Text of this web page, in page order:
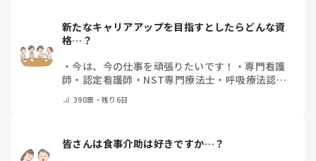
新たなキャリアアップを目指すとしたらどんな資
格…？
・今は、今の仕事を頑張りたいです！ ・専門看護
師 ・ 認定看護師 ・ NST専門療法士 ・ 呼吸療法認定
内視鏡技師・その他(コメントで教えて下さい)
390票・残り6日
皆さんは食事介助は好きですか…？